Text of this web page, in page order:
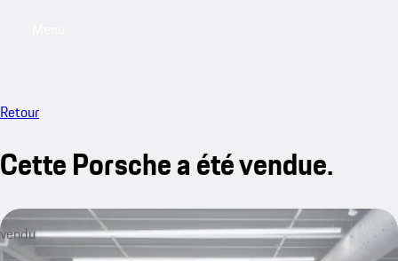
Retour
Cette Porsche a été vendue.
vendu